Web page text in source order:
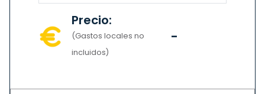
Precio:
(Gastos locales no
incluidos)
-